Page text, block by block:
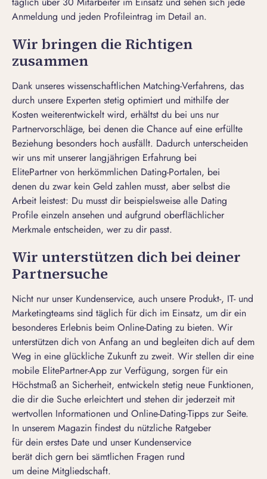
Anmeldung und jeden Profileintrag im Detail an.
Wir bringen die Richtigen
zusammen
Dank unseres wissenschaftlichen Matching-Verfahrens, das
durch unsere Experten stetig optimiert und mithilfe der
Kosten weiterentwickelt wird, erhältst du bei uns nur
Partnervorschläge, bei denen die Chance auf eine erfüllte
Beziehung besonders hoch ausfällt. Dadurch unterscheiden
wir uns mit unserer langjährigen Erfahrung bei
ElitePartnervon herkömmlichen Dating-Portalen, bei
denen du zwar kein Geld zahlen musst, aber selbst die
Arbeit leistest: Du musst dir beispielsweise alle Dating
Profile einzeln ansehen und aufgrund oberflächlicher
Merkmale entscheiden, wer zu dir passt.
Wir unterstützen dich bei deiner
Partnersuche
Nicht nur unser Kundenservice, auch unsere Produkt-, IT- und
Marketingteams sind täglich für dich im Einsatz, um dir ein
besonderes Erlebnis beim Online-Dating zu bieten. Wir
unterstützen dich von Anfang an und begleiten dich auf dem
Weg in eine glückliche Zukunft zu zweit. Wir stellen dir eine
mobile ElitePartner-App zur Verfügung, sorgen für ein
Höchstmaß an Sicherheit, entwickeln stetig neue Funktionen,
die dir die Suche erleichtert und stehen dir jederzeit mit
wertvollen Informationen und Online-Dating-Tipps zur Seite.
In unserem Magazin findest du nützliche Ratgeber
für dein erstes Date und unser Kundenservice
berät dich gern bei sämtlichen Fragen rund
um deine Mitgliedschaft.